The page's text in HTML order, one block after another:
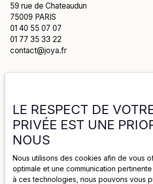
59 rue de Chateaudun
75009 PARIS
01 40 55 07 07
01 77 35 33 22
contact@joya.fr
Politique de cookies
Mentions légales
LE RESPECT DE
PRIVÉE EST UNE
NOUS
Nous utilisons des cookies afin de vous
optimale et une communication
à ces technologies, nous pouvons vous